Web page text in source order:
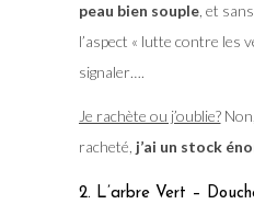
peau bien souple, et
l’aspect « lutte contre les
signaler….
Je rachète ou j’oublie?
racheté, j’ai un stock
2. L’arbre Vert –